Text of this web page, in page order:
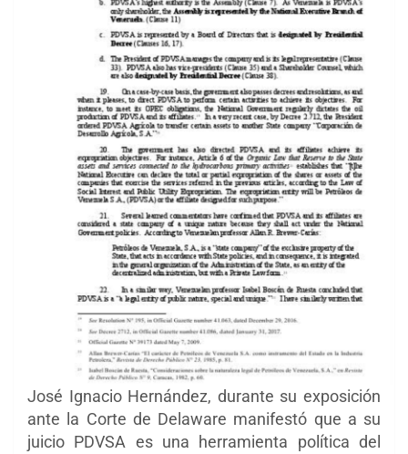
José Ignacio Hernández, durante su exposición
ante la Corte de Delaware manifestó que a su
juicio PDVSA es una herramienta política del